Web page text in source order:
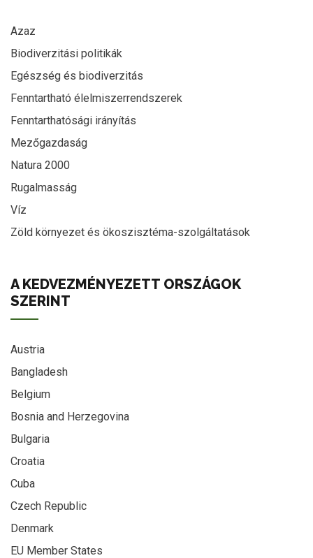
Azaz
Biodiverzitási politikák
Egészség és biodiverzitás
Fenntartható élelmiszerrendszerek
Fenntarthatósági irányítás
Mezőgazdaság
Natura 2000
Rugalmasság
Víz
Zöld környezet és ökoszisztéma-szolgáltatások
A KEDVEZMÉNYEZETT ORSZÁGOK
SZERINT
Austria
Bangladesh
Belgium
Bosnia and Herzegovina
Bulgaria
Croatia
Cuba
Czech Republic
Denmark
EU Member States